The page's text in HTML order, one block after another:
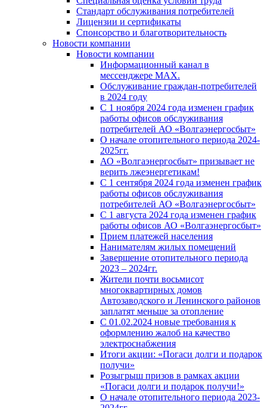
Стандарт обслуживания потребителей
Лицензии и сертификаты
Спонсорство и благотворительность
Новости компании
Новости компании
Информационный канал в
мессенджере MAX.
Обслуживание граждан-потребителей
в 2024 году
С 1 ноября 2024 года изменен график
работы офисов обслуживания
потребителей АО «Волгаэнергосбыт»
О начале отопительного периода 2024-
2025гг.
АО «Волгаэнергосбыт» призывает не
верить лжеэнергетикам!
С 1 сентября 2024 года изменен график
работы офисов обслуживания
потребителей АО «Волгаэнергосбыт»
С 1 августа 2024 года изменен график
работы офисов АО «Волгаэнергосбыт»
Прием платежей населения
Нанимателям жилых помещений
Завершение отопительного периода
2023 – 2024гг.
Жители почти восьмисот
многоквартирных домов
Автозаводского и Ленинского районов
заплатят меньше за отопление
С 01.02.2024 новые требования к
оформлению жалоб на качество
электроснабжения
Итоги акции: «Погаси долги и подарок
получи»
Розыгрыш призов в рамках акции
«Погаси долги и подарок получи!»
О начале отопительного периода 2023-